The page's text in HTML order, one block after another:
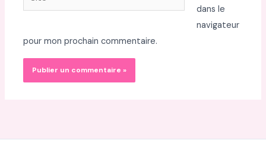
dans le
navigateur
pour mon prochain commentaire.